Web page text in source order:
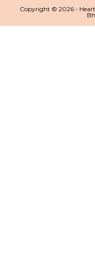
Copyright © 2026 -